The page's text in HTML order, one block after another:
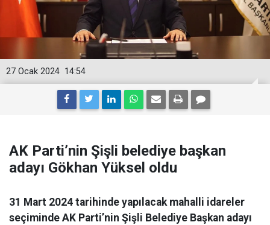
14:54
27 Ocak 2024
AK Parti’nin Şişli belediye başkan
adayı Gökhan Yüksel oldu
31 Mart 2024 tarihinde yapılacak mahalli idareler
seçiminde AK Parti’nin Şişli Belediye Başkan adayı